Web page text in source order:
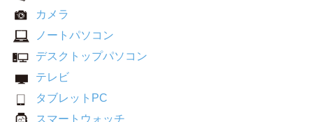
カメラ
ノートパソコン
デスクトップパソコン
テレビ
タブレットPC
スマートウォッチ